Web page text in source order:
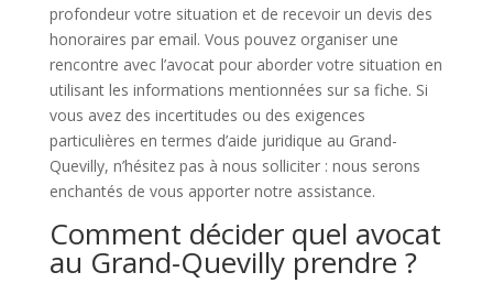
profondeur votre situation et de recevoir un devis des
honoraires par email. Vous pouvez organiser une
rencontre avec l’avocat pour aborder votre situation en
utilisant les informations mentionnées sur sa fiche. Si
vous avez des incertitudes ou des exigences
particulières en termes d’aide juridique au Grand-
Quevilly, n’hésitez pas à nous solliciter : nous serons
enchantés de vous apporter notre assistance.
Comment décider quel avocat
au Grand-Quevilly prendre ?